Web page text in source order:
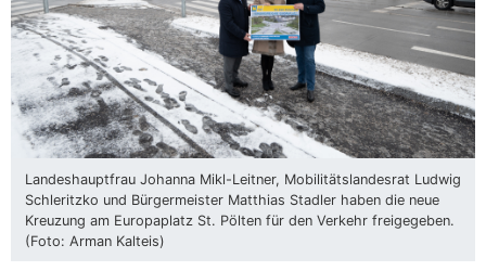
Landeshauptfrau Johanna Mikl-Leitner, Mobilitätslandesrat Ludwig
Schleritzko und Bürgermeister Matthias Stadler haben die neue
Kreuzung am Europaplatz St. Pölten für den Verkehr freigegeben.
(Foto: Arman Kalteis)